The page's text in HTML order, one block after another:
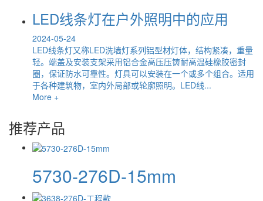
LED线条灯在户外照明中的应用
2024-05-24
LED线条灯又称LED洗墙灯系列铝型材灯体，结构紧凑，重量
轻。端盖及安装支架采用铝合金高压压铸耐高温硅橡胶密封
圈，保证防水可靠性。灯具可以安装在一个或多个组合。适用
于各种建筑物，室内外局部或轮廓照明。LED线...
More +
推荐产品
5730-276D-15mm